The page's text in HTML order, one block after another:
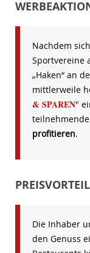
Nachdem
Sportvereine
„Haken“ an
mittlerweile
& SPAREN"
profitieren.
PREISVORTEIL
Die Inhaber
den Genuss